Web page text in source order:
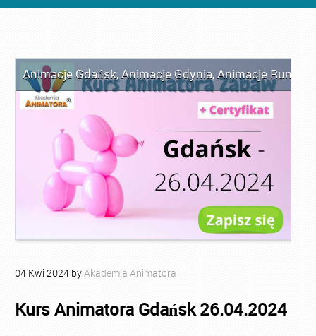
Animacje Gdańsk,Animacje Gdynia,Animacje Rumia
04 Kwi 2024 byAkademia Animatora
Kurs Animatora Gdańsk 26.04.2024